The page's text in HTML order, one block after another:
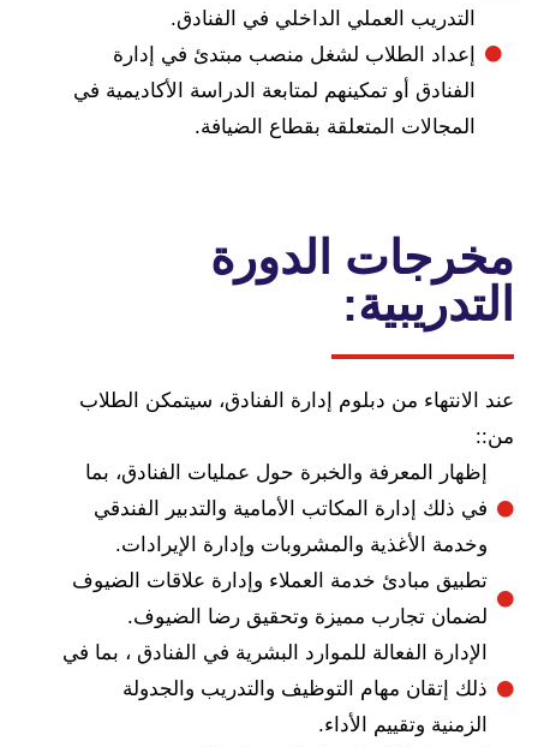
العملي الداخلي في الفنادق.
الطلاب لشغل منصب مبتدئ في إدارة
أو تمكينهم لمتابعة الدراسة الأكاديمية في
المتعلقة بقطاع الضيافة.
الدورة
من دبلوم إدارة الفنادق، سيتمكن الطلاب
المعرفة والخبرة حول عمليات الفنادق، بما
إدارة المكاتب الأمامية والتدبير الفندقي
الأغذية والمشروبات وإدارة الإيرادات.
مبادئ خدمة العملاء وإدارة علاقات الضيوف
تجارب مميزة وتحقيق رضا الضيوف.
الفعالة للموارد البشرية في الفنادق ، بما في
مهام التوظيف والتدريب والجدولة
وتقييم الأداء.